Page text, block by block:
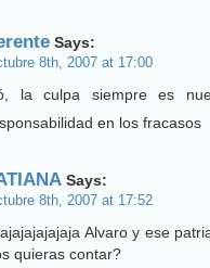
Says:
8th, 2007 at 17:00
la culpa siempre es
en los fracasos
Says:
8th, 2007 at 17:52
Alvaro y ese
quieras contar?